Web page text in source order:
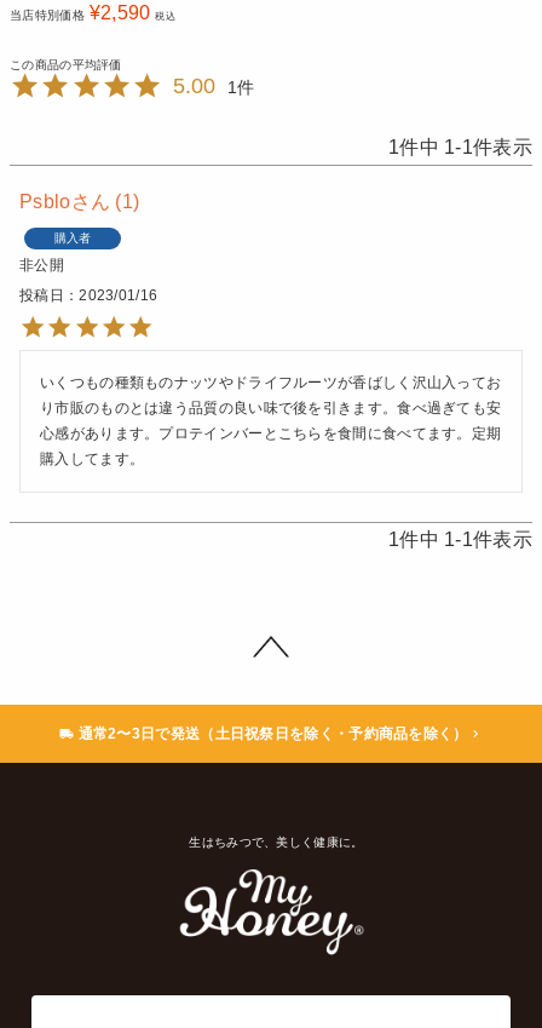
当店特別価格 ¥2,590 税込
5.00 1
1件中 1-1件表示
Psblo 1
購入者
非公開
投稿日
2023/01/16
いくつもの種類ものナッツやドライフルーツが香ばしく沢山入ってお
り市販のものとは違う品質の良い味で後を引きます。食べ過ぎても安
心感があります。プロテインバーとこちらを食間に食べてます。定期
購入してます。
1件中 1-1件表示
通常2〜3日で発送（土日祝祭日を除く・予約商品を除く）
生はちみつで、美しく健康に。